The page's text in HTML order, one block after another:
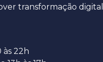
transformação
às 22h